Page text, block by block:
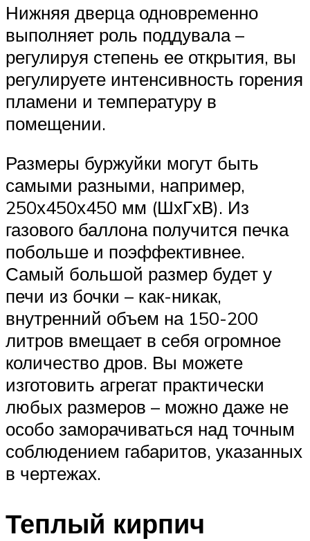
Нижняя дверца одновременно
выполняет роль поддувала –
регулируя степень ее открытия, вы
регулируете интенсивность горения
пламени и температуру в
помещении.
Размеры буржуйки могут быть
самыми разными, например,
250х450х450 мм (ШхГхВ). Из
газового баллона получится печка
побольше и поэффективнее.
Самый большой размер будет у
печи из бочки – как-никак,
внутренний объем на 150-200
литров вмещает в себя огромное
количество дров. Вы можете
изготовить агрегат практически
любых размеров – можно даже не
особо заморачиваться над точным
соблюдением габаритов, указанных
в чертежах.
Теплый кирпич